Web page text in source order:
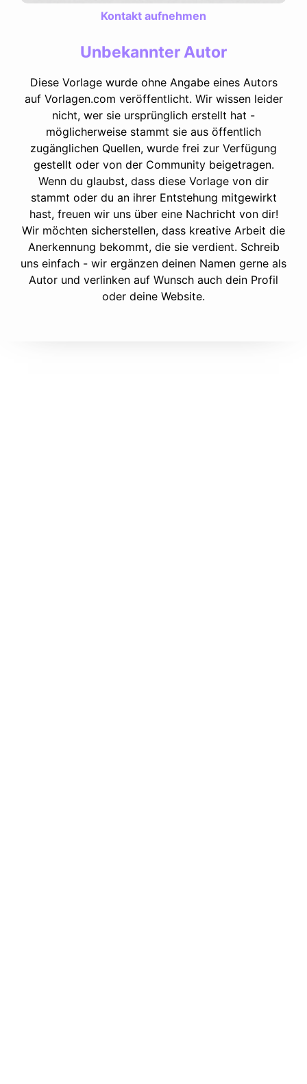
Kontakt aufnehmen
Unbekannter Autor
Diese Vorlage wurde ohne Angabe eines Autors
auf Vorlagen.com veröffentlicht. Wir wissen leider
nicht, wer sie ursprünglich erstellt hat -
möglicherweise stammt sie aus öffentlich
zugänglichen Quellen, wurde frei zur Verfügung
gestellt oder von der Community beigetragen.
Wenn du glaubst, dass diese Vorlage von dir
stammt oder du an ihrer Entstehung mitgewirkt
hast, freuen wir uns über eine Nachricht von dir!
Wir möchten sicherstellen, dass kreative Arbeit die
Anerkennung bekommt, die sie verdient. Schreib
uns einfach - wir ergänzen deinen Namen gerne als
Autor und verlinken auf Wunsch auch dein Profil
oder deine Website.